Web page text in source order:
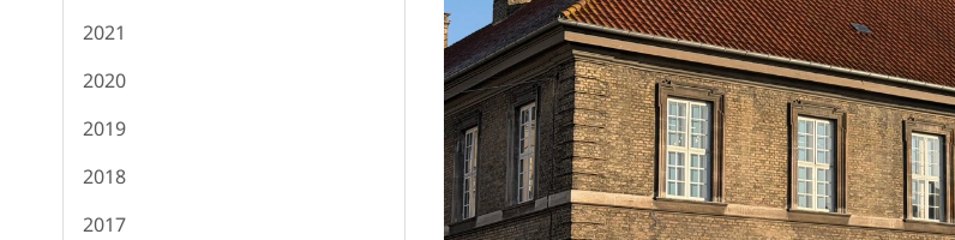
2021
2020
2019
2018
2017